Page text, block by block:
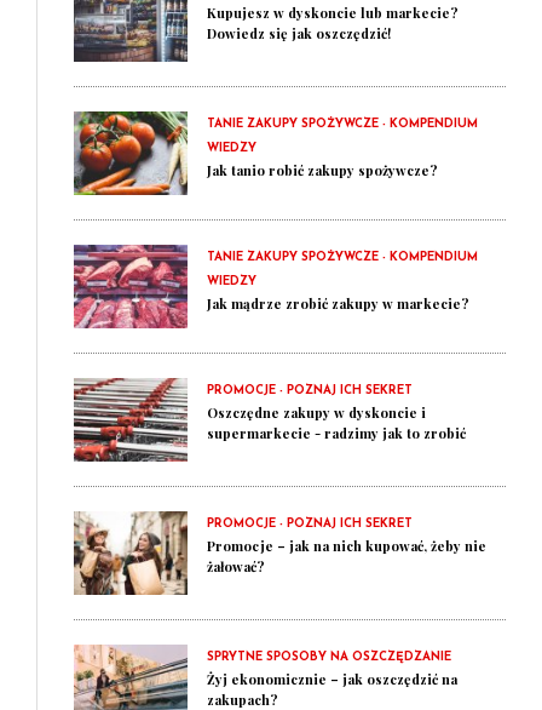
Kupujesz w dyskoncie lub markecie?
Dowiedz się jak oszczędzić!
TANIE ZAKUPY SPOŻYWCZE - KOMPENDIUM
WIEDZY
Jak tanio robić zakupy spożywcze?
TANIE ZAKUPY SPOŻYWCZE - KOMPENDIUM
WIEDZY
Jak mądrze zrobić zakupy w markecie?
PROMOCJE - POZNAJ ICH SEKRET
Oszczędne zakupy w dyskoncie i
supermarkecie - radzimy jak to zrobić
PROMOCJE - POZNAJ ICH SEKRET
Promocje – jak na nich kupować, żeby nie
żałować?
SPRYTNE SPOSOBY NA OSZCZĘDZANIE
Żyj ekonomicznie – jak oszczędzić na
zakupach?